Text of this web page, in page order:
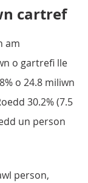
cartref
am
o gartrefi lle
o 24.8 miliwn
30.2% (7.5
un person
person,